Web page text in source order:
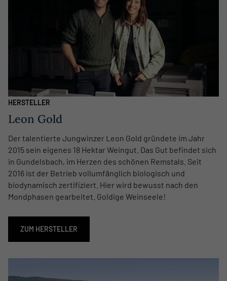
HERSTELLER
Leon Gold
Der talentierte Jungwinzer Leon Gold gründete im Jahr
2015 sein eigenes 18 Hektar Weingut. Das Gut befindet sich
in Gundelsbach, im Herzen des schönen Remstals. Seit
2016 ist der Betrieb vollumfänglich biologisch und
biodynamisch zertifiziert. Hier wird bewusst nach den
Mondphasen gearbeitet. Goldige Weinseele!
ZUM HERSTELLER